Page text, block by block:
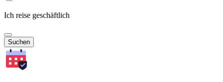
Ich reise geschäftlich
Suchen